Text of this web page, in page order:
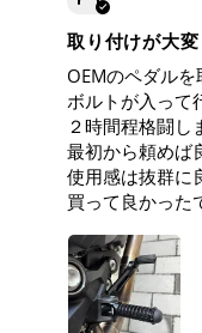
取り付けが大変
OEMのペダル
ボルトが入って
２時間程格闘し
最初から頼めば
使用感は抜群に
買って良かった